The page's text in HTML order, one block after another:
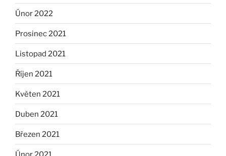
Únor 2022
Prosinec 2021
Listopad 2021
Říjen 2021
Květen 2021
Duben 2021
Březen 2021